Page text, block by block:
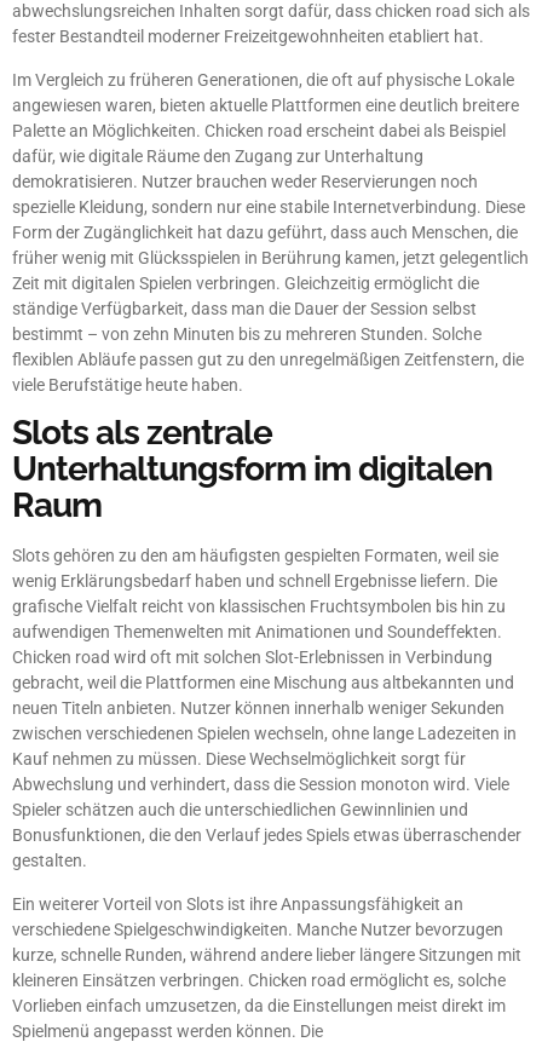
abwechslungsreichen Inhalten sorgt dafür, dass chicken road sich als
fester Bestandteil moderner Freizeitgewohnheiten etabliert hat.
Im Vergleich zu früheren Generationen, die oft auf physische Lokale
angewiesen waren, bieten aktuelle Plattformen eine deutlich breitere
Palette an Möglichkeiten. Chicken road erscheint dabei als Beispiel
dafür, wie digitale Räume den Zugang zur Unterhaltung
demokratisieren. Nutzer brauchen weder Reservierungen noch
spezielle Kleidung, sondern nur eine stabile Internetverbindung. Diese
Form der Zugänglichkeit hat dazu geführt, dass auch Menschen, die
früher wenig mit Glücksspielen in Berührung kamen, jetzt gelegentlich
Zeit mit digitalen Spielen verbringen. Gleichzeitig ermöglicht die
ständige Verfügbarkeit, dass man die Dauer der Session selbst
bestimmt – von zehn Minuten bis zu mehreren Stunden. Solche
flexiblen Abläufe passen gut zu den unregelmäßigen Zeitfenstern, die
viele Berufstätige heute haben.
Slots als zentrale
Unterhaltungsform im digitalen
Raum
Slots gehören zu den am häufigsten gespielten Formaten, weil sie
wenig Erklärungsbedarf haben und schnell Ergebnisse liefern. Die
grafische Vielfalt reicht von klassischen Fruchtsymbolen bis hin zu
aufwendigen Themenwelten mit Animationen und Soundeffekten.
Chicken road wird oft mit solchen Slot-Erlebnissen in Verbindung
gebracht, weil die Plattformen eine Mischung aus altbekannten und
neuen Titeln anbieten. Nutzer können innerhalb weniger Sekunden
zwischen verschiedenen Spielen wechseln, ohne lange Ladezeiten in
Kauf nehmen zu müssen. Diese Wechselmöglichkeit sorgt für
Abwechslung und verhindert, dass die Session monoton wird. Viele
Spieler schätzen auch die unterschiedlichen Gewinnlinien und
Bonusfunktionen, die den Verlauf jedes Spiels etwas überraschender
gestalten.
Ein weiterer Vorteil von Slots ist ihre Anpassungsfähigkeit an
verschiedene Spielgeschwindigkeiten. Manche Nutzer bevorzugen
kurze, schnelle Runden, während andere lieber längere Sitzungen mit
kleineren Einsätzen verbringen. Chicken road ermöglicht es, solche
Vorlieben einfach umzusetzen, da die Einstellungen meist direkt im
Spielmenü angepasst werden können. Die